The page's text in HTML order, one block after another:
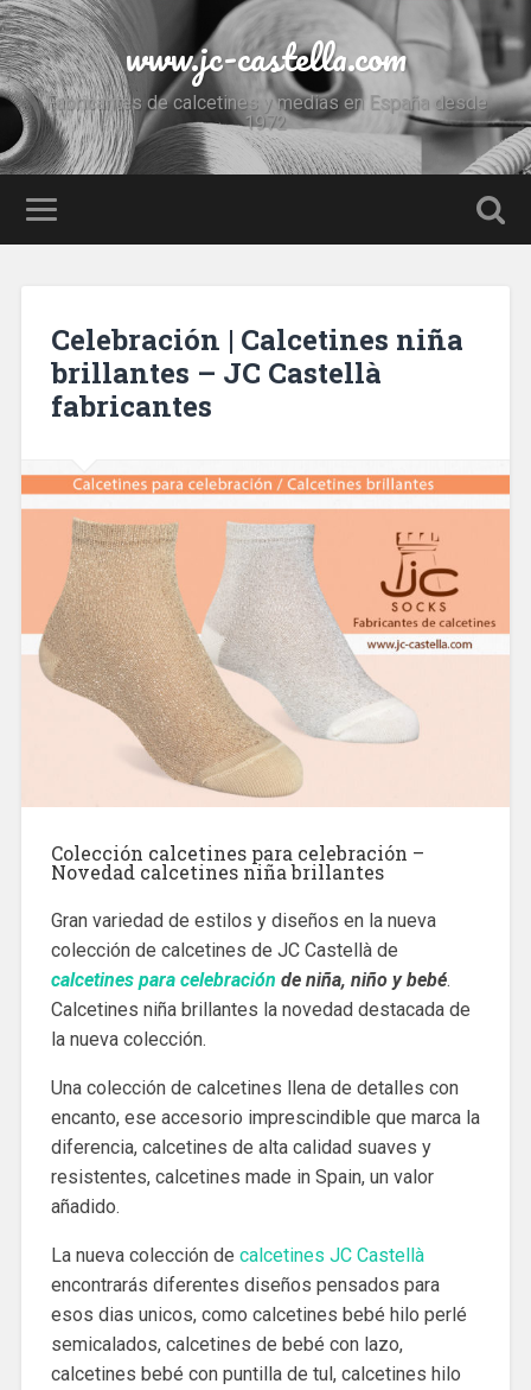
www.jc-castella.com
Fabricantes de calcetines y medias en España desde
1972
Celebración | Calcetines niña
brillantes – JC Castellà
fabricantes
Colección calcetines para celebración –
Novedad calcetines niña brillantes
Gran variedad de estilos y diseños en la nueva
colección de calcetines de JC Castellà de
calcetines para celebración de niña, niño y bebé.
Calcetines niña brillantes la novedad destacada de
la nueva colección.
Una colección de calcetines llena de detalles con
encanto, ese accesorio imprescindible que marca la
diferencia, calcetines de alta calidad suaves y
resistentes, calcetines made in Spain, un valor
añadido.
La nueva colección de calcetines JC Castellà
encontrarás diferentes diseños pensados para
esos dias unicos, como calcetines bebé hilo perlé
semicalados, calcetines de bebé con lazo,
calcetines bebé con puntilla de tul, calcetines hilo